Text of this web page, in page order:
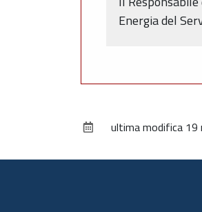
Energia del
ultima modifica 19